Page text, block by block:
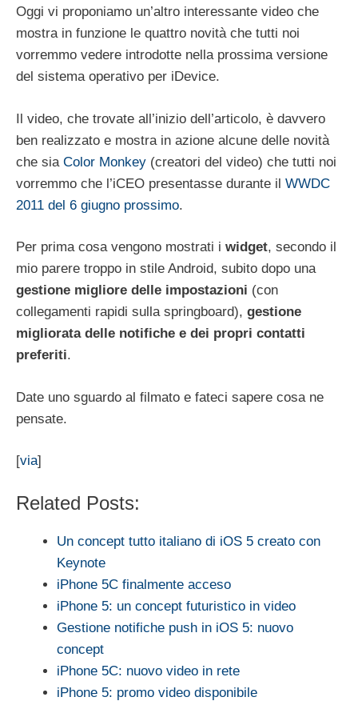
Oggi vi proponiamo un’altro interessante video che
mostra in funzione le quattro novità che tutti noi
vorremmo vedere introdotte nella prossima versione
del sistema operativo per iDevice.
Il video, che trovate all’inizio dell’articolo, è davvero
ben realizzato e mostra in azione alcune delle novità
che sia Color Monkey (creatori del video) che tutti noi
vorremmo che l’iCEO presentasse durante il WWDC
2011 del 6 giugno prossimo.
Per prima cosa vengono mostrati i widget, secondo il
mio parere troppo in stile Android, subito dopo una
gestione migliore delle impostazioni (con
collegamenti rapidi sulla springboard), gestione
migliorata delle notifiche e dei propri contatti
preferiti.
Date uno sguardo al filmato e fateci sapere cosa ne
pensate.
[via]
Related Posts:
Un concept tutto italiano di iOS 5 creato con
Keynote
iPhone 5C finalmente acceso
iPhone 5: un concept futuristico in video
Gestione notifiche push in iOS 5: nuovo
concept
iPhone 5C: nuovo video in rete
iPhone 5: promo video disponibile